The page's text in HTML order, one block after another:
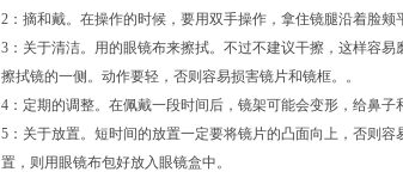
2：摘和戴。在操作的时候，要用双手操作，拿住镜腿沿着脸颊
3：关于清洁。用的眼镜布来擦拭。不过不建议干擦，这样容
擦拭镜的一侧。动作要轻，否则容易损害镜片和镜框。。
4：定期的调整。在佩戴一段时间后，镜架可能会变形，给鼻
5：关于放置。短时间的放置一定要将镜片的凸面向上，否则
置，则用眼镜布包好放入眼镜盒中。